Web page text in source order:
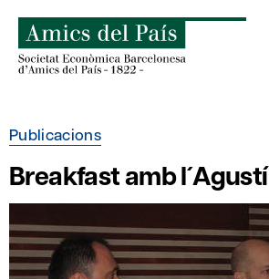
content
Publicacions
Breakfast amb